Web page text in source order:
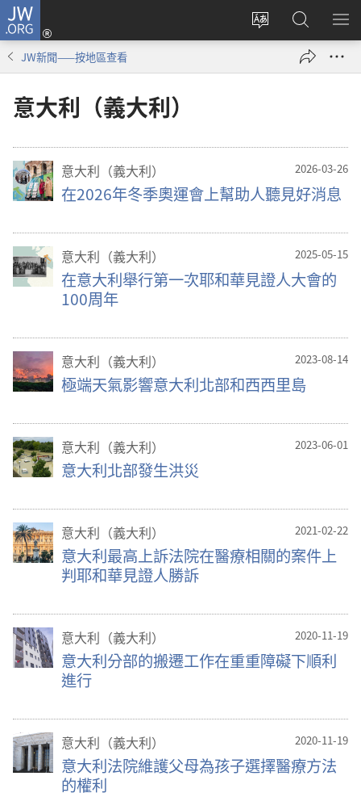
JW.ORG
更
登
錄
（開
搜
尋
JW.ORG
顯
JW新聞——按地區查看
意大利（義大利）
2026-03-26
意大利（義大利）
在2026年冬季奧運會上幫助人聽見好消息
2025-05-15
意大利（義大利）
在意大利舉行第一次耶和華見證人大會的
100周年
2023-08-14
意大利（義大利）
極端天氣影響意大利北部和西西里島
2023-06-01
意大利（義大利）
意大利北部發生洪災
2021-02-22
意大利（義大利）
意大利最高上訴法院在醫療相關的案件上
判耶和華見證人勝訴
2020-11-19
意大利（義大利）
意大利分部的搬遷工作在重重障礙下順利
進行
2020-11-19
意大利（義大利）
意大利法院維護父母為孩子選擇醫療方法
的權利